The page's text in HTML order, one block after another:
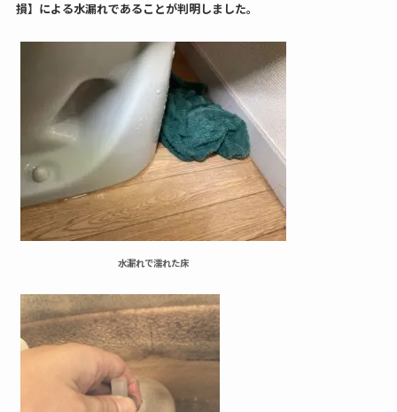
損】による水漏れであることが判明しました。
水漏れで濡れた床